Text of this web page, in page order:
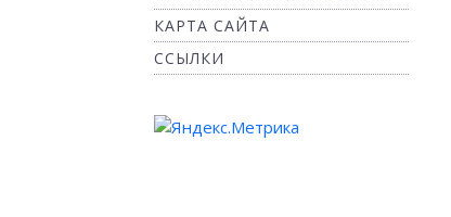
КАРТА САЙТА
ССЫЛКИ